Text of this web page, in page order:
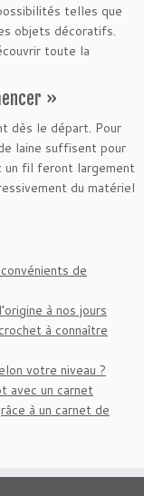
telles que
objets décoratifs.
toute la
»
dès le départ. Pour
laine suffisent pour
un fil feront largement
du matériel
de
à nos jours
à connaître
votre niveau ?
avec un carnet
à un carnet de